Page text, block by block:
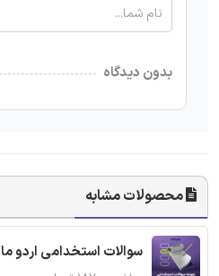
بدون دیدگاه
محصولات مشابه
سوالات استخدامی اردو